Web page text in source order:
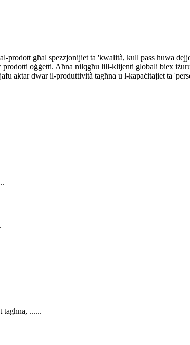
għal spezzjonijiet ta 'kwalità, kull pass huwa
oġġetti. Aħna nilqgħu lill-klijenti globali biex
aktar dwar il-produttività tagħna u l-kapaċitajiet ta
tagħna, ......